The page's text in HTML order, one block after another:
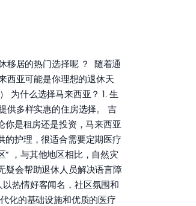
移居的热门选择呢 ？ 随着通
西亚可能是你理想的退休天
为什么选择马来西亚？ 1. 生
供多样实惠的住房选择。 吉
你是租房还是投资，马来西亚
的护理，很适合需要定期医疗
，与其他地区相比，自然灾
疑会帮助退休人员解决语言障
热情好客闻名，社区氛围和
化的基础设施和优质的医疗